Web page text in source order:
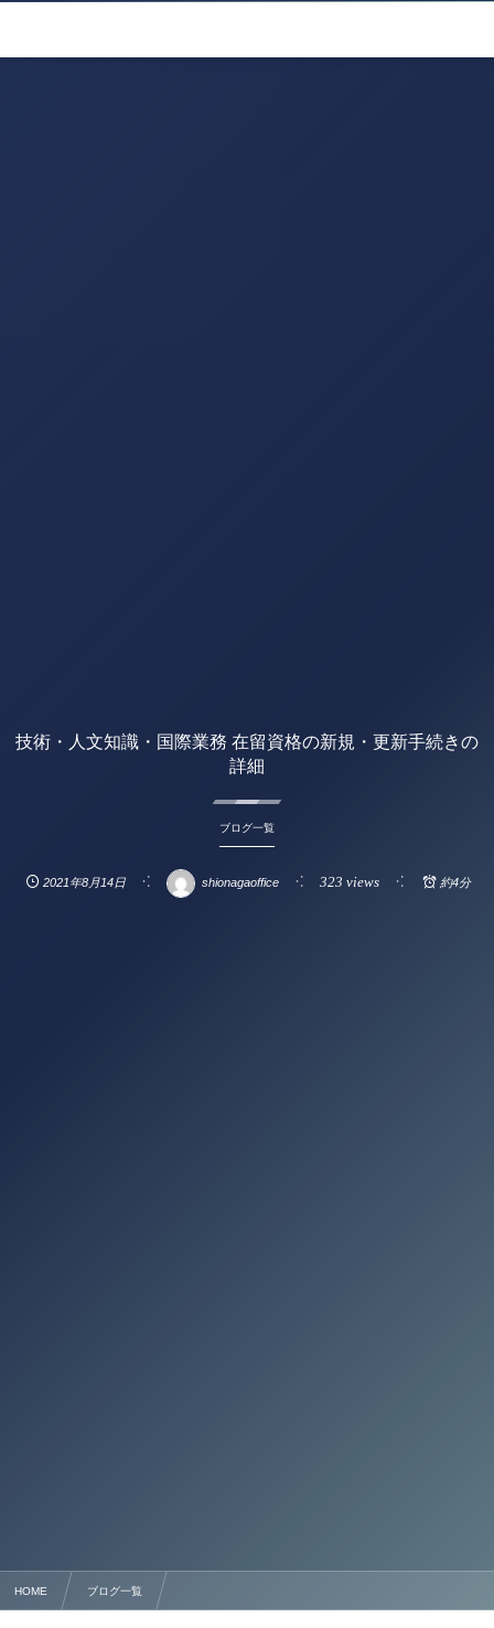
技術・人文知識・国際業務 在留資格の新規・更新手続きの
詳細
ブログ一覧
2021年8月14日 shionagaoffice 323 views 約4分
HOME ブログ一覧